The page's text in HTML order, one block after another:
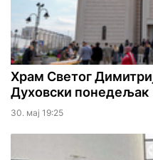
Храм Светог
Духовски понедељак
30. мај 19:25